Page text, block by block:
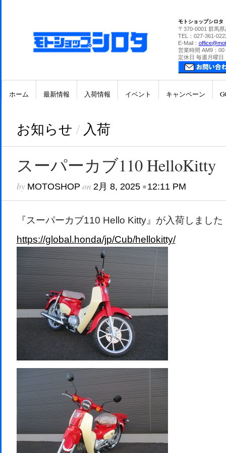
モトショップシロタ
〒370-0001 群馬
TEL：027-361-
E-Mail：
営業時間 AM9：00
定休日 毎週月曜日
ホーム 最新情報 入荷情報 イベント キャンペーン
お知らせ / 入荷
スーパーカブ110 HelloKitty
by MOTOSHOP on 2月 8, 2025•12:11 PM
『スーパーカブ110 Hello Kitty』が入荷しまし
https://global.honda/jp/Cub/hellokitty/